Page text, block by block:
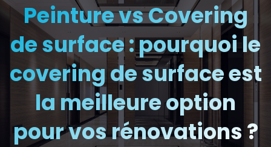
Peinture vs Covering
de surface : pourquoi le
covering de surface est
la meilleure option
pour vos rénovations ?